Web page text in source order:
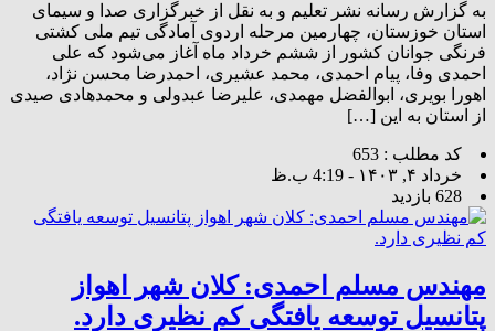
به گزارش رسانه نشر تعلیم و به نقل از خبرگزاری صدا و سیمای
استان خوزستان، چهارمین مرحله اردوی آمادگی تیم ملی کشتی
فرنگی جوانان کشور از ششم خرداد ماه آغاز می‌شود که علی
احمدی وفا، پیام احمدی، محمد عشیری، احمدرضا محسن نژاد،
اهورا بویری، ابوالفضل مهمدی، علیرضا عبدولی و محمدهادی صیدی
از استان به این […]
کد مطلب : 653
خرداد ۴, ۱۴۰۳ - 4:19 ب.ظ
628 بازدید
مهندس مسلم احمدی: کلان شهر اهواز
پتانسیل توسعه یافتگی کم نظیری دارد.